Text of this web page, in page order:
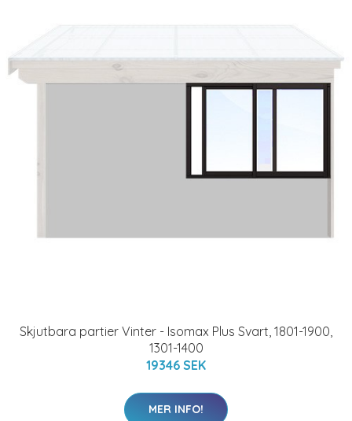
Skjutbara partier Vinter - Isomax Plus Svart, 1801-1900,
1301-1400
19346 SEK
MER INFO!